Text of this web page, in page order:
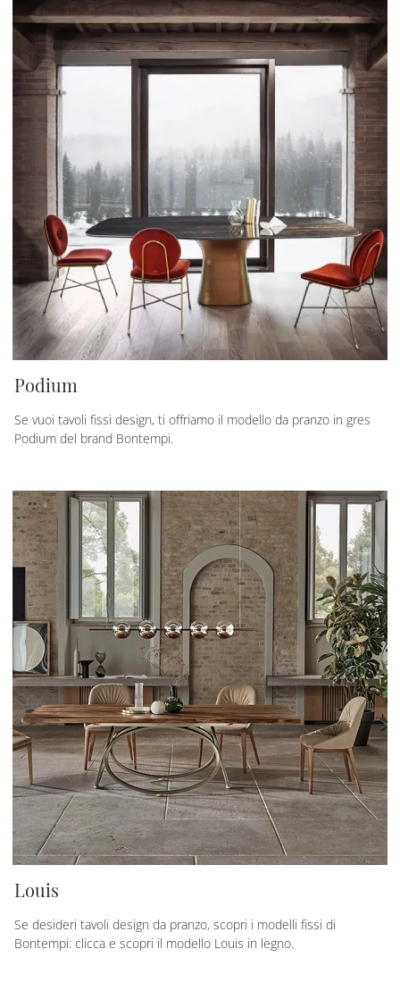
Podium
Se vuoi tavoli fissi design, ti offriamo il modello da pranzo in gres
Podium del brand Bontempi.
Louis
Se desideri tavoli design da pranzo, scopri i modelli fissi di
Bontempi: clicca e scopri il modello Louis in legno.